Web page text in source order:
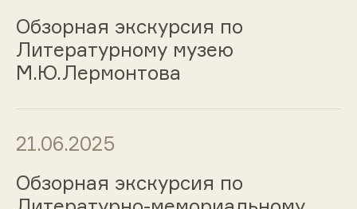
Обзорная экскурсия по
Литературному музею
М.Ю.Лермонтова
21.06.2025
Обзорная экскурсия по